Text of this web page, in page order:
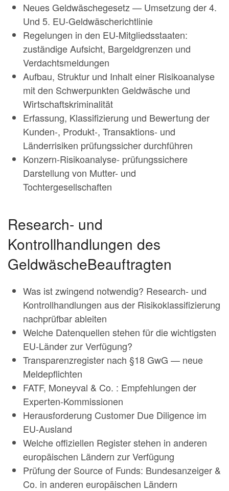
Neues Geldwäschegesetz — Umsetzung der 4.
Und 5. EU-Geldwäscherichtlinie
Regelungen in den EU-Mitgliedsstaaten:
zuständige Aufsicht, Bargeldgrenzen und
Verdachtsmeldungen
Aufbau, Struktur und Inhalt einer Risikoanalyse
mit den Schwerpunkten Geldwäsche und
Wirtschaftskriminalität
Erfassung, Klassifizierung und Bewertung der
Kunden-, Produkt-, Transaktions- und
Länderrisiken prüfungssicher durchführen
Konzern-Risikoanalyse- prüfungssichere
Darstellung von Mutter- und
Tochtergesellschaften
Research- und
Kontrollhandlungen des
GeldwäscheBeauftragten
Was ist zwingend notwendig? Research- und
Kontrollhandlungen aus der Risikoklassifizierung
nachprüfbar ableiten
Welche Datenquellen stehen für die wichtigsten
EU-Länder zur Verfügung?
Transparenzregister nach §18 GwG — neue
Meldepflichten
FATF, Moneyval & Co. : Empfehlungen der
Experten-Kommissionen
Herausforderung Customer Due Diligence im
EU-Ausland
Welche offiziellen Register stehen in anderen
europäischen Ländern zur Verfügung
Prüfung der Source of Funds: Bundesanzeiger &
Co. in anderen europäischen Ländern